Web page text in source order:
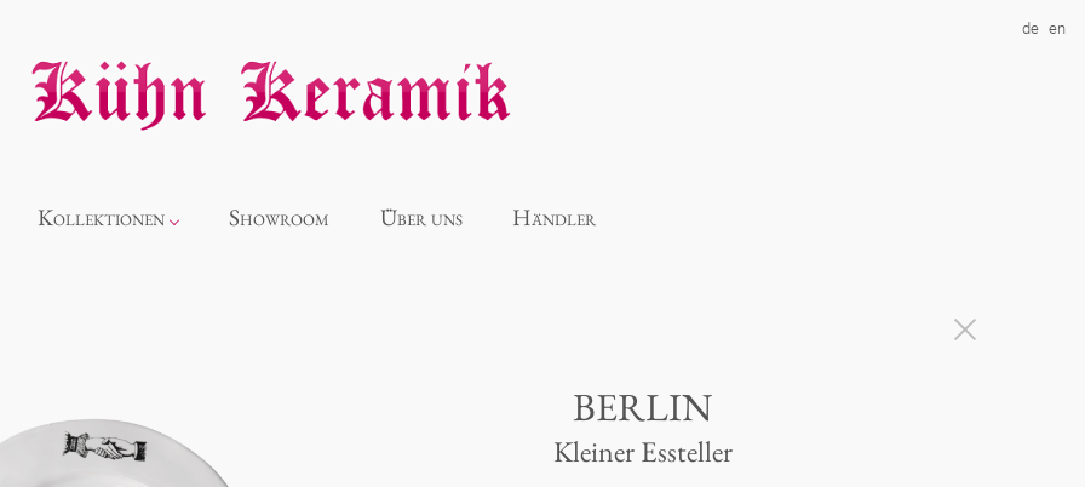
de en
Kollektionen
Panthéon
Showroom Über uns Händler
BERLIN
Kleiner Essteller